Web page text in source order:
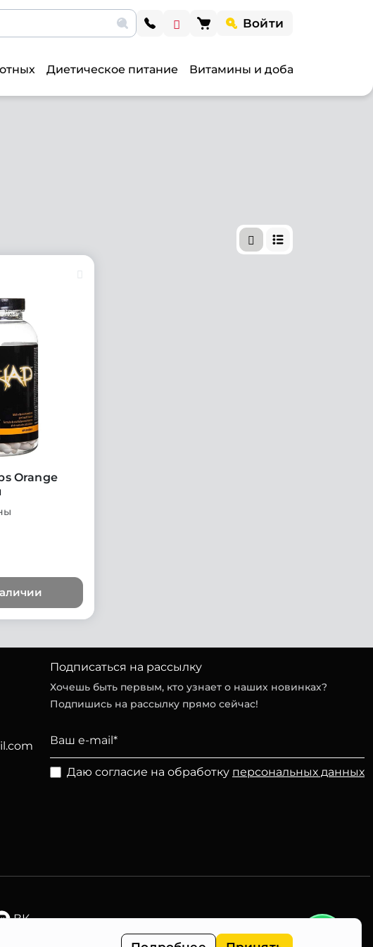
Войти
Диетическое питание Витамины и добавки
Orange
Подписаться на рассылку
Хочешь быть первым, кто узнает о наших новинках?
Подпишись на рассылку прямо сейчас!
Даю согласие на обработку персональных данных
ВК